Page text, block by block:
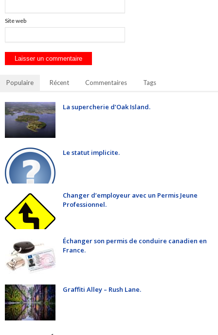
Site web
Populaire Récent Commentaires Tags
La supercherie d’Oak Island.
Le statut implicite.
Changer d’employeur avec un Permis Jeune
Professionnel.
Échanger son permis de conduire canadien en
France.
Graffiti Alley – Rush Lane.